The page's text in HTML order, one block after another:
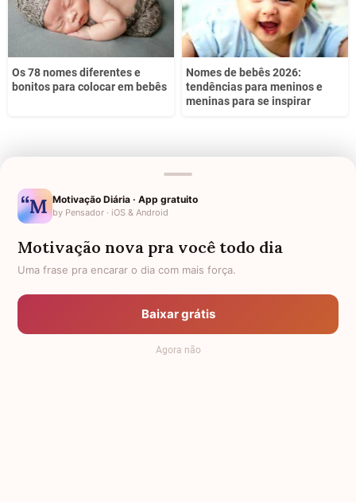
Os 78 nomes diferentes e
bonitos para colocar em bebês
Nomes de bebês 2026:
tendências para meninos e
meninas para se inspirar
Nomes Femininos
A
H
I J K L M
O
P Q R S
Motivação Diária · App gratuito
by Pensador · iOS & Android
Motivação nova pra você todo dia
Uma frase pra encarar o dia com mais força.
Baixar grátis
Agora não